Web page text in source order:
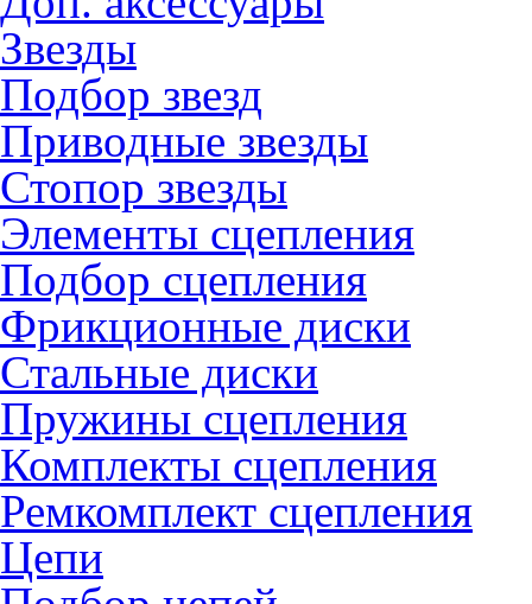
Звезды
Подбор звезд
Приводные звезды
Стопор звезды
Элементы сцепления
Подбор сцепления
Фрикционные диски
Стальные диски
Пружины сцепления
Комплекты сцепления
Ремкомплект сцепления
Цепи